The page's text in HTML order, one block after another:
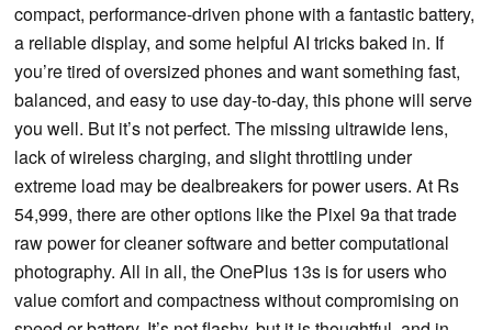
compact, performance-driven phone with a fantastic battery,
a reliable display, and some helpful AI tricks baked in. If
you’re tired of oversized phones and want something fast,
balanced, and easy to use day-to-day, this phone will serve
you well. But it’s not perfect. The missing ultrawide lens,
lack of wireless charging, and slight throttling under
extreme load may be dealbreakers for power users. At Rs
54,999, there are other options like the Pixel 9a that trade
raw power for cleaner software and better computational
photography. All in all, the OnePlus 13s is for users who
value comfort and compactness without compromising on